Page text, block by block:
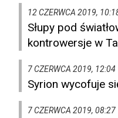
12 CZERWCA 2019,
Słupy pod
kontrowersje w
7 CZERWCA 2019, 12:04
Syrion wycofuje
7 CZERWCA 2019, 08:27